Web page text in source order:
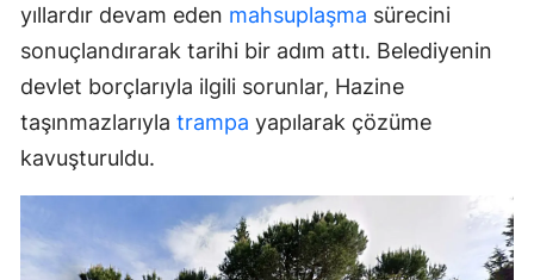
yıllardır devam eden mahsuplaşma sürecini
sonuçlandırarak tarihi bir adım attı. Belediyenin
devlet borçlarıyla ilgili sorunlar, Hazine
taşınmazlarıyla trampa yapılarak çözüme
kavuşturuldu.